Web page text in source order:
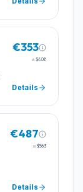
€353
≈ $408
Details
€487
≈ $563
Details